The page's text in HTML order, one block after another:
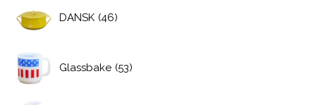
DANSK (46)
Glassbake (53)